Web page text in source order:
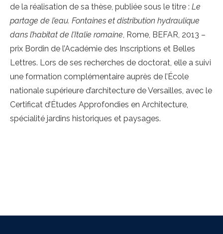
de la réalisation de sa thèse, publiée sous le titre : Le
partage de l’eau. Fontaines et distribution hydraulique
dans l’habitat de l’Italie romaine, Rome, BEFAR, 2013 –
prix Bordin de l’Académie des Inscriptions et Belles
Lettres. Lors de ses recherches de doctorat, elle a suivi
une formation complémentaire auprès de l’École
nationale supérieure d’architecture de Versailles, avec le
Certificat d’Études Approfondies en Architecture,
spécialité jardins historiques et paysages.